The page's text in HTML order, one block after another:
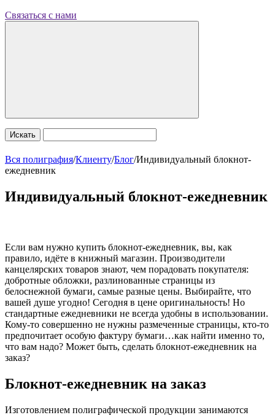
Связаться с нами
Искать
Вся полиграфия/Клиенту/Блог/Индивидуальный блокнот-
ежедневник
Индивидуальный блокнот-ежедневник
Если вам нужно купить блокнот-ежедневник, вы, как
правило, идёте в книжный магазин. Производители
канцелярских товаров знают, чем порадовать покупателя:
добротные обложки, разлинованные страницы из
белоснежной бумаги, самые разные цены. Выбирайте, что
вашей душе угодно! Сегодня в цене оригинальность! Но
стандартные ежедневники не всегда удобны в использовании.
Кому-то совершенно не нужны размеченные страницы, кто-то
предпочитает особую фактуру бумаги…как найти именно то,
что вам надо? Может быть, сделать блокнот-ежедневник на
заказ?
Блокнот-ежедневник на заказ
Изготовлением полиграфической продукции занимаются